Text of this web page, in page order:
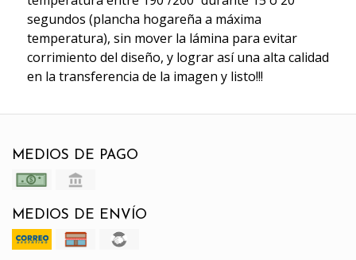
segundos (plancha hogareña a máxima
temperatura), sin mover la lámina para evitar
corrimiento del diseño, y lograr así una alta calidad
en la transferencia de la imagen y listo!!!
MEDIOS DE PAGO
MEDIOS DE ENVÍO